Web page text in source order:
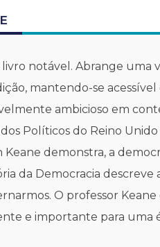
notável. Abrange uma
mantendo-se
ambicioso em
Políticos do Reino
Keane demonstra, a
da Democracia
O professor
e importante para uma